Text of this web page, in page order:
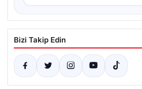
Bizi Takip Edin